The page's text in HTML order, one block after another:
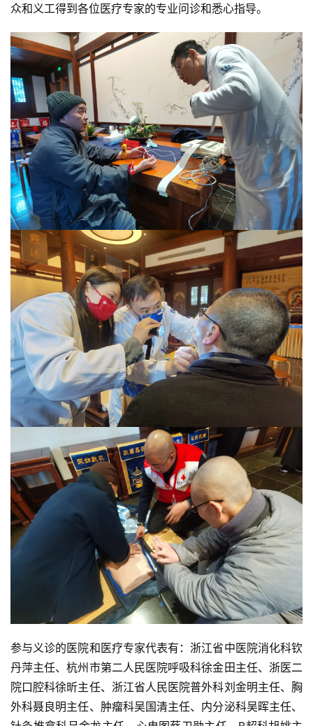
资
讯
八
点
僧
访
谈
心
众和义工得到各位医疗专家的专业问诊和悉心指导。
参与义诊的医院和医疗专家代表有：浙江省中医院消化科钦
丹萍主任、杭州市第二人民医院呼吸科徐金田主任、浙医二
院口腔科徐昕主任、浙江省人民医院普外科刘金明主任、胸
外科聂良明主任、肿瘤科吴国清主任、内分泌科吴晖主任、